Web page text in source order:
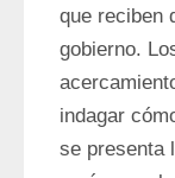
que reciben
gobierno.
indagar
se presenta